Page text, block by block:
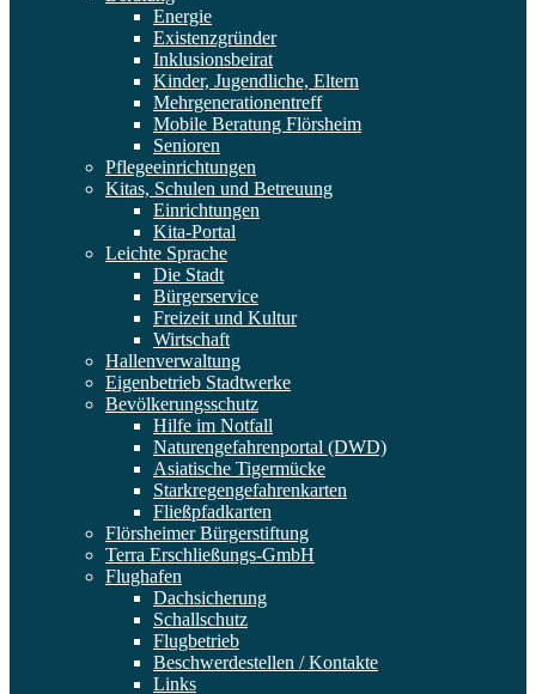
Energie
Existenzgründer
Inklusionsbeirat
Kinder, Jugendliche, Eltern
Mehrgenerationentreff
Mobile Beratung Flörsheim
Senioren
Pflegeeinrichtungen
Kitas, Schulen und Betreuung
Einrichtungen
Kita-Portal
Leichte Sprache
Die Stadt
Bürgerservice
Freizeit und Kultur
Wirtschaft
Hallenverwaltung
Eigenbetrieb Stadtwerke
Bevölkerungsschutz
Hilfe im Notfall
Naturengefahrenportal (DWD)
Asiatische Tigermücke
Starkregengefahrenkarten
Fließpfadkarten
Flörsheimer Bürgerstiftung
Terra Erschließungs-GmbH
Flughafen
Dachsicherung
Schallschutz
Flugbetrieb
Beschwerdestellen / Kontakte
Links